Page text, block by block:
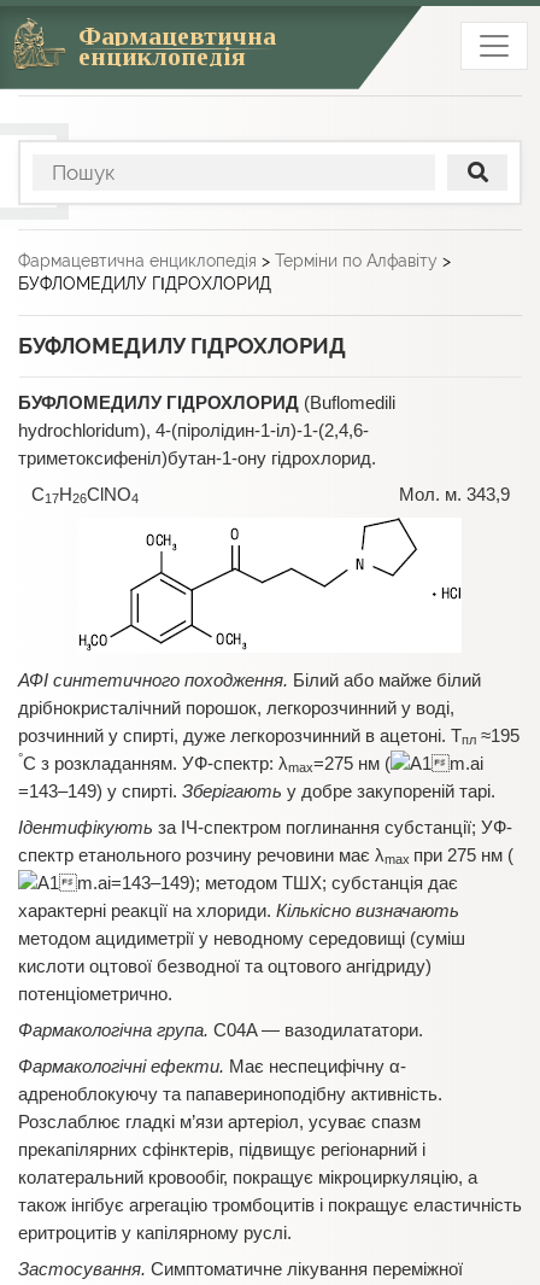
Фармацевтична
енциклопедія
Фармацевтична енциклопедія > Терміни по Алфавіту >
БУФЛОМЕДИЛУ ГΙДРОХЛОРИД
БУФЛОМЕДИЛУ ГΙДРОХЛОРИД
БУФЛОМЕДИЛУ ГΙДРОХЛОРИД (Buflomedili
hydrochloridum), 4-(піролідин-1-іл)-1-(2,4,6-
триметоксифеніл)бутан-1-ону гідрохлорид.
С17Н26ClNO4 Мол. м. 343,9
АФІ синтетичного походження. Білий або майже білий
дрібнокристалічний порошок, легкорозчинний у воді,
розчинний у спирті, дуже легкорозчинний в ацетоні. Tпл ≈195
°С з розкладанням. УФ-спектр: λmax=275 нм (
=143–149) у спирті. Зберігають у добре закупореній тарі.
Ідентифікують за ІЧ-спектром поглинання субстанції; УФ-
спектр етанольного розчину речовини має λmax при 275 нм (
=143–149); методом ТШХ; субстанція дає
характерні реакції на хлориди. Кількісно визначають
методом ацидиметрії у неводному середовищі (суміш
кислоти оцтової безводної та оцтового ангідриду)
потенціометрично.
Фармакологічна група. C04A — вазодилататори.
Фармакологічні ефекти. Має неспецифічну α-
адреноблокуючу та папавериноподібну активність.
Розслаблює гладкі м’язи артеріол, усуває спазм
прекапілярних сфінктерів, підвищує регіонарний і
колатеральний кровообіг, покращує мікроциркуляцію, а
також інгібує агрегацію тромбоцитів і покращує еластичність
еритроцитів у капілярному руслі.
Застосування. Симптоматичне лікування переміжної